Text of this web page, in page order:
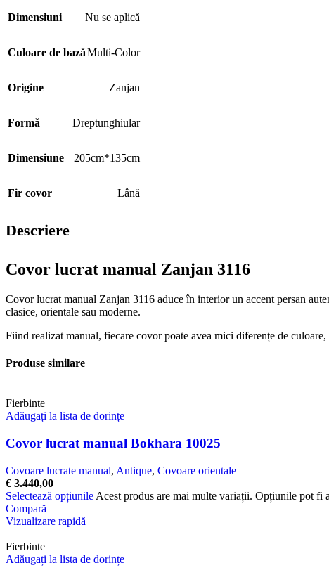
Dimensiuni Nu se aplică
Culoare de bazăMulti-Color
Origine Zanjan
Formă Dreptunghiular
Dimensiune 205cm*135cm
Fir covor Lână
Descriere
Covor lucrat manual Zanjan 3116
Covor lucrat manual Zanjan 3116 aduce în interior un accent persan
clasice, orientale sau moderne.
Fiind realizat manual, fiecare covor poate avea mici diferențe de
Produse similare
Fierbinte
Adăugați la lista de dorințe
Covor lucrat manual Bokhara 10025
Covoare lucrate manual, Antique, Covoare orientale
€ 3.440,00
Selectează opțiunile Acest produs are mai multe variații. Opțiunile pot fi
Compară
Vizualizare rapidă
Fierbinte
Adăugați la lista de dorințe